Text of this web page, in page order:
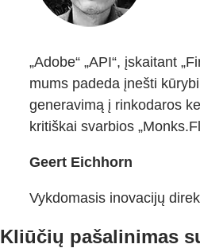
„Adobe“ „API“, įskaitant
mums padeda įnešti
generavimą į rinkodaros
kritiškai svarbios
Geert Eichhorn
Vykdomasis inovacijų
Kliūčių pašalinimas